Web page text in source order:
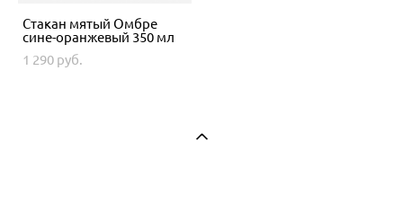
Стакан мятый Омбре
сине-оранжевый 350 мл
1 290 pуб.